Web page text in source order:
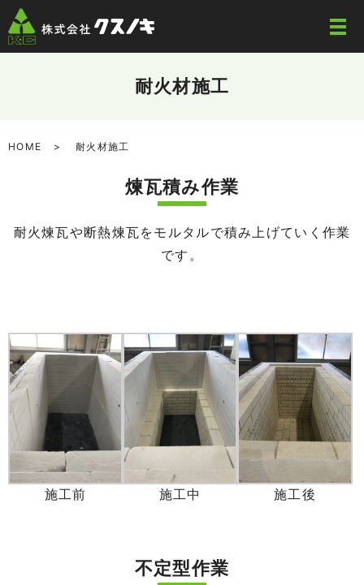
耐火材施工
HOME 耐火材施工
煉瓦積み作業
耐火煉瓦や断熱煉瓦をモルタルで積み上げていく作業
です。
施工前 施工中 施工後
不定型作業